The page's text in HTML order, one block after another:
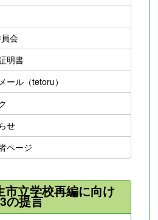
会
明書
ール（tetoru）
せ
ページ
市立学校再編に向け
の提言